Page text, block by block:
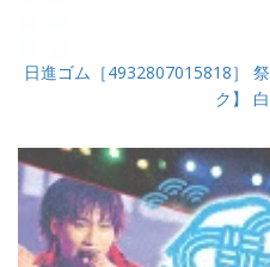
日進ゴム［4932807015818］
ク】